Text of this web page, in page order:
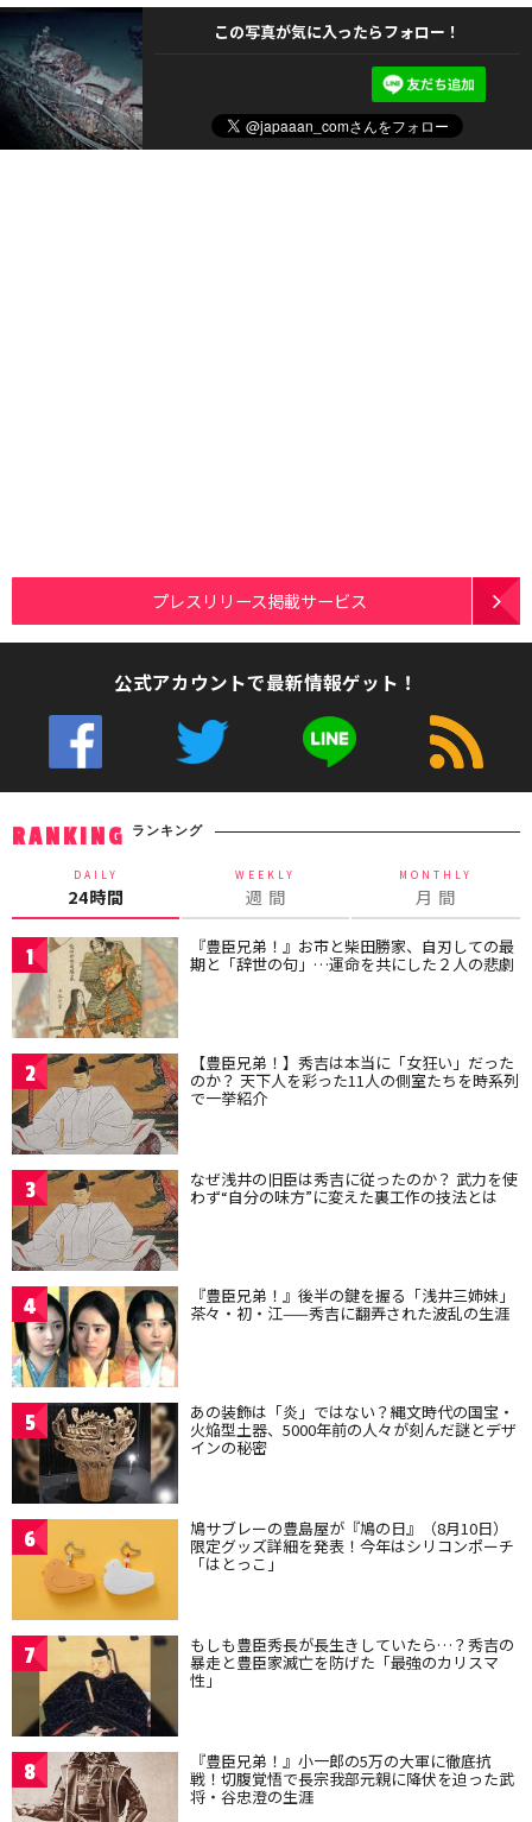
この写真が気に入ったらフォロー！
プレスリリース掲載サービス
公式アカウントで最新情報ゲット！
RANKING ランキング
DAILY
24時間
WEEKLY
週 間
MONTHLY
月 間
1 『豊臣兄弟！』お市と柴田勝家、自刃しての最
期と「辞世の句」…運命を共にした２人の悲劇
2 【豊臣兄弟！】秀吉は本当に「女狂い」だった
のか？ 天下人を彩った11人の側室たちを時系列
で一挙紹介
3 なぜ浅井の旧臣は秀吉に従ったのか？ 武力を使
わず“自分の味方”に変えた裏工作の技法とは
4 『豊臣兄弟！』後半の鍵を握る「浅井三姉妹」
茶々・初・江——秀吉に翻弄された波乱の生涯
5 あの装飾は「炎」ではない？縄文時代の国宝・
火焔型土器、5000年前の人々が刻んだ謎とデザ
インの秘密
6 鳩サブレーの豊島屋が『鳩の日』（8月10日）
限定グッズ詳細を発表！今年はシリコンポーチ
「はとっこ」
7 もしも豊臣秀長が長生きしていたら…？秀吉の
暴走と豊臣家滅亡を防げた「最強のカリスマ
性」
8 『豊臣兄弟！』小一郎の5万の大軍に徹底抗
戦！切腹覚悟で長宗我部元親に降伏を迫った武
将・谷忠澄の生涯